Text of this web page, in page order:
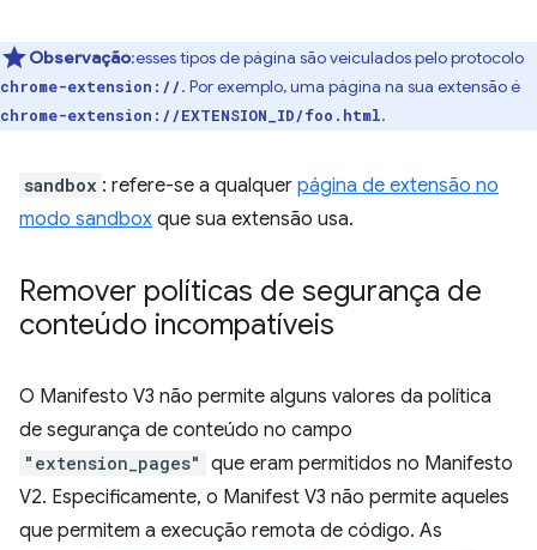
Observação:esses tipos de página são veiculados pelo protocolo
chrome-extension://. Por exemplo, uma página na sua extensão é
chrome-extension://EXTENSION_ID/foo.html.
sandbox : refere-se a qualquer página de extensão no
modo sandbox que sua extensão usa.
Remover políticas de segurança de
conteúdo incompatíveis
O Manifesto V3 não permite alguns valores da política
de segurança de conteúdo no campo
"extension_pages" que eram permitidos no Manifesto
V2. Especificamente, o Manifest V3 não permite aqueles
que permitem a execução remota de código. As